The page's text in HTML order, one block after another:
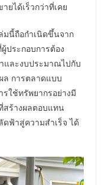
ยได้เร็วกว่าที่เคย
นี้ถือกำเนิดขึ้นจาก
ประกอบการต้อง
และงบประมาณไปกับ
ล การตลาดแบบ
รใช้ทรัพยากรอย่างมี
สร้างผลตอบแทน
ดฟ้าสู่ความสำเร็จ ได้